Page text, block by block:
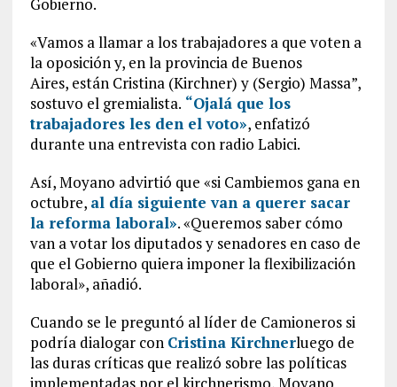
«Vamos a llamar a los trabajadores a que voten a
la oposición y, en la provincia de Buenos
Aires, están Cristina (Kirchner) y (Sergio) Massa”,
sostuvo el gremialista. “Ojalá que los
trabajadores les den el voto», enfatizó
durante una entrevista con radio Labici.
Así, Moyano advirtió que «si Cambiemos gana en
octubre, al día siguiente van a querer sacar
la reforma laboral». «Queremos saber cómo
van a votar los diputados y senadores en caso de
que el Gobierno quiera imponer la flexibilización
laboral», añadió.
Cuando se le preguntó al líder de Camioneros si
podría dialogar con Cristina Kirchnerluego de
las duras críticas que realizó sobre las políticas